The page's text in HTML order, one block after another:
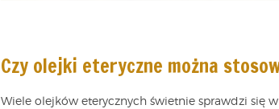
Czy olejki eteryczne można
Wiele olejków eterycznych świetnie sprawdzi się